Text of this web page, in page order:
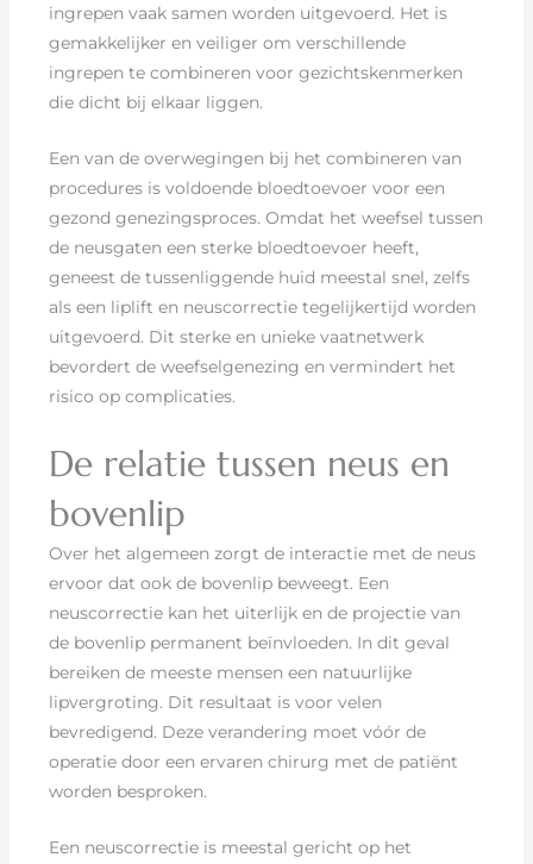
ingrepen vaak samen worden uitgevoerd. Het is
gemakkelijker en veiliger om verschillende
ingrepen te combineren voor gezichtskenmerken
die dicht bij elkaar liggen.
Een van de overwegingen bij het combineren van
procedures is voldoende bloedtoevoer voor een
gezond genezingsproces. Omdat het weefsel tussen
de neusgaten een sterke bloedtoevoer heeft,
geneest de tussenliggende huid meestal snel, zelfs
als een liplift en neuscorrectie tegelijkertijd worden
uitgevoerd. Dit sterke en unieke vaatnetwerk
bevordert de weefselgenezing en vermindert het
risico op complicaties.
De relatie tussen neus en
bovenlip
Over het algemeen zorgt de interactie met de neus
ervoor dat ook de bovenlip beweegt. Een
neuscorrectie kan het uiterlijk en de projectie van
de bovenlip permanent beïnvloeden. In dit geval
bereiken de meeste mensen een natuurlijke
lipvergroting. Dit resultaat is voor velen
bevredigend. Deze verandering moet vóór de
operatie door een ervaren chirurg met de patiënt
worden besproken.
Een neuscorrectie is meestal gericht op het